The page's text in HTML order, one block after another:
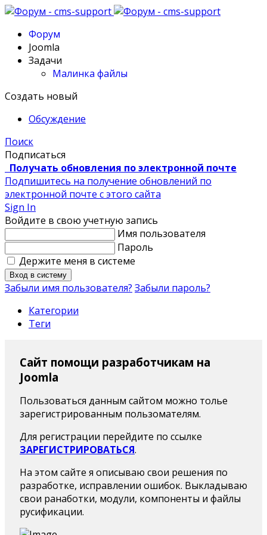
Форум
Joomla
Задачи
Малинка файлы
Создать новый
Обсуждение
Поиск
Подписаться
Получать обновления по электронной почте
Подпишитесь на получение обновлений по
электронной почте с этого сайта
Sign In
Войдите в свою учетную запись
Имя пользователя
Пароль
Держите меня в системе
Вход в систему
Забыли имя пользователя? Забыли пароль?
Категории
Теги
Сайт помощи разработчикам на
Joomla
Пользоваться данным сайтом можно толье
зарегистрированным пользомателям.
Для регистрации перейдите по ссылке
ЗАРЕГИСТРИРОВАТЬСЯ.
На этом сайте я описываю свои решения по
разработке, исправлении ошибок. Выкладываю
свои ранаботки, модули, компоненты и файлы
русификации.